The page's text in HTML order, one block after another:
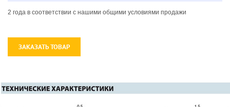
2 года в соответствии с нашими общими условиями продажи
ЗАКАЗАТЬ ТОВАР